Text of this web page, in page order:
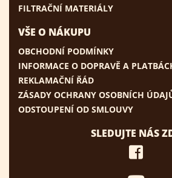
FILTRAČNÍ MATERIÁLY
VŠE O NÁKUPU
OBCHODNÍ PODMÍNKY
INFORMACE O DOPRAVĚ A
REKLAMAČNÍ ŘÁD
ZÁSADY OCHRANY OSOBNÍCH
ODSTOUPENÍ OD SMLOUVY
SLEDUJTE NÁS